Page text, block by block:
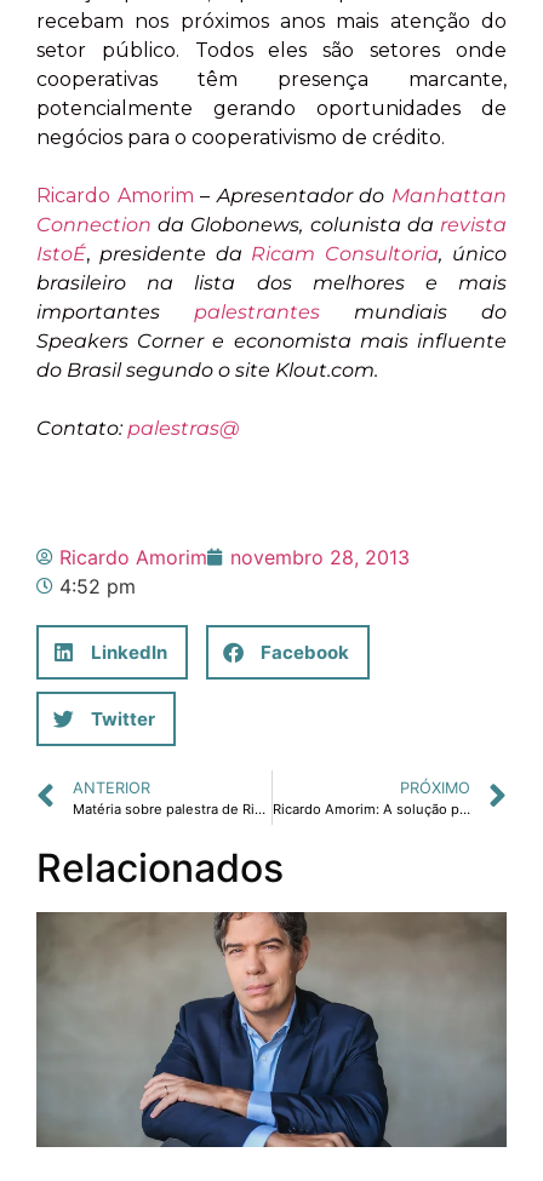
recebam nos próximos anos mais atenção do
setor público. Todos eles são setores onde
cooperativas têm presença marcante,
potencialmente gerando oportunidades de
negócios para o cooperativismo de crédito.
Ricardo Amorim –Apresentador do Manhattan
Connection da Globonews, colunista da revista
IstoÉ, presidente da Ricam Consultoria, único
brasileiro na lista dos melhores e mais
importantes palestrantes mundiais do
Speakers Corner e economista mais influente
do Brasil segundo o site Klout.com.
Contato:palestras@
Ricardo Amorim
novembro 28, 2013
4:52 pm
LinkedIn Facebook
Twitter
ANTERIOR
Matéria sobre palestra de Ricardo Amorim sobre os desafios da transição de um modelo econômico focado em consumo para um focado em produtividade
PRÓXIMO
Ricardo Amorim: A solução para a economia do Brasil não é complexa
Relacionados